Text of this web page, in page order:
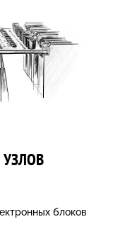
блоков